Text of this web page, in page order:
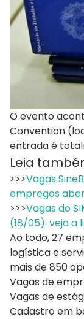
O evento
Convention
entrada é
Leia
>>>Vagas
empregos
>>>Vagas do
(18/05): veja a
Ao todo, 27
logística e
mais de 850
Vagas de
Vagas de
Cadastro em